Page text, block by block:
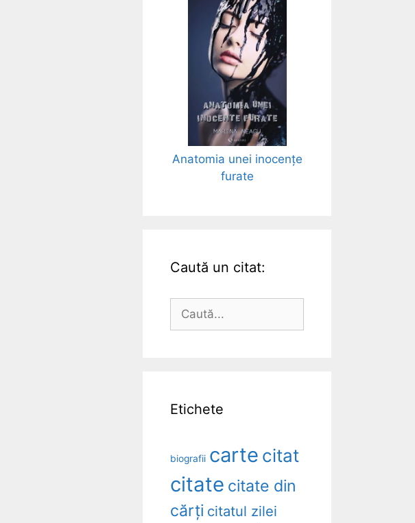
Anatomia unei inocențe
furate
Caută un citat:
Caută
Etichete
biografii carte citat
citate citate din
cărți citatul zilei